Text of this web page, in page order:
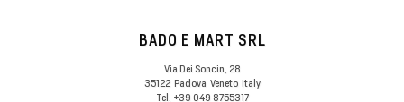
BADO E MART SRL
Via Dei Soncin, 28
35122 Padova Veneto Italy
Tel. +39 049 8755317